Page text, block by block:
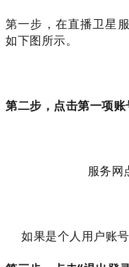
第一步，在直播卫星
如下图所示。
第二步，点击第一项
服务网
如果是个人用户账